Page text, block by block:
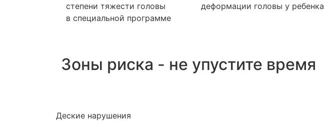
степени тяжести головы
в специальной программе
деформации головы у ребенка
Зоны риска - не упустите время
Деские нарушения